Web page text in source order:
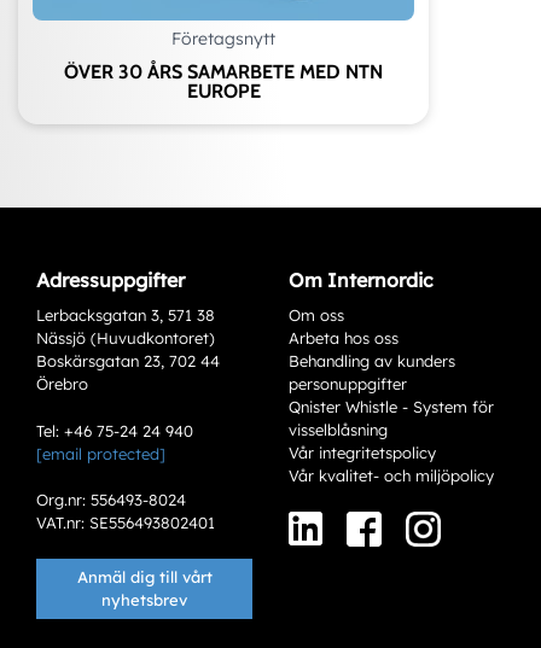
Företagsnytt
ÖVER 30 ÅRS SAMARBETE MED NTN
EUROPE
Adressuppgifter
Lerbacksgatan 3, 571 38
Nässjö (Huvudkontoret)
Boskärsgatan 23, 702 44
Örebro
Tel: +46 75-24 24 940
[email protected]
Org.nr: 556493-8024
VAT.nr: SE556493802401
Anmäl dig till vårt
nyhetsbrev
Om Internordic
Om oss
Arbeta hos oss
Behandling av kunders
personuppgifter
Qnister Whistle - System för
visselblåsning
Vår integritetspolicy
Vår kvalitet- och miljöpolicy